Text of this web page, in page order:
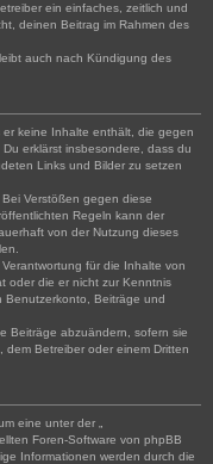
ein einfaches, zeitlich und
deinen Beitrag im Rahmen des
auch nach Kündigung des
er keine Inhalte enthält, die gegen
erklärst insbesondere, dass du
Links und Bilder zu setzen
Verstößen gegen diese
Regeln kann der
von der Nutzung dieses
für die Inhalte von
oder die er nicht zur Kenntnis
Benutzerkonto, Beiträge und
Beiträge abzuändern, sofern sie
Betreiber oder einem Dritten
eine unter der „
Foren-Software von phpBB
Informationen werden durch die